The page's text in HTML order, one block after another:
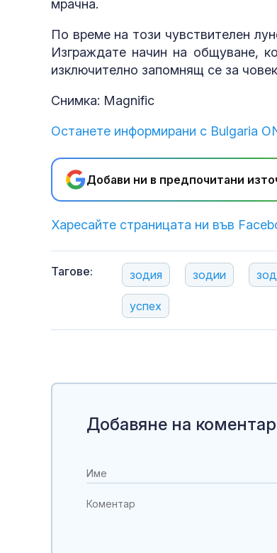
мрачна.
По време на този чувствителен
Изграждате начин на общуване,
изключително запомнящ се за
Снимка: Magnific
Останете информирани с Bulgaria
Добави ни в предпочитани
Харесайте страницата ни във
Тагове: зодия зодии
успех
Добавяне на коментар